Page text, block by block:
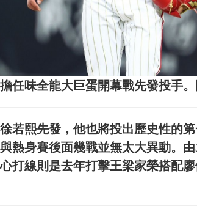
擔任味全龍大巨蛋開幕戰先發投手
若熙先發，他也將投出歷史性的
熱身賽後面幾戰並無太大異動。
打線則是去年打擊王梁家榮搭配